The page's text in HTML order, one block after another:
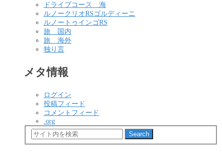
ドライブコース 海
ルノークリオRSゴルディーニ
ルノートゥインゴRS
旅 国内
旅 海外
独り言
メタ情報
ログイン
投稿フィード
コメントフィード
.org